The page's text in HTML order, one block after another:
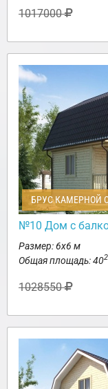
1017000
БРУС КАМЕРНОЙ
№10 Дом с
Размер: 6х6 м
Общая площадь: 402
1028550